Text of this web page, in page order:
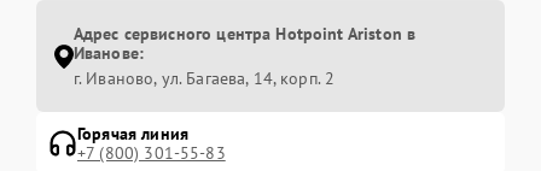
Адрес сервисного центра Hotpoint Ariston в
Иванове:
г. Иваново, ул. Багаева, 14, корп. 2
Горячая линия
+7 (800) 301-55-83